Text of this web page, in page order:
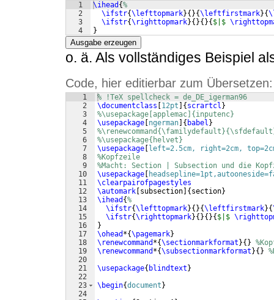
1
2
3
4
\ihead {%
\ifstr{\lefttopmark}{ }{\leftfirstmark}{
\ifstr{\righttopmark}{ }{ }{ $|$
}
Ausgabe erzeugen
o. ä. Als vollständiges Beispiel
Code, hier editierbar zum Übersetzen:
1
2
3
4
5
6
7
8
9
10
11
12
13
14
15
16
17
18
19
20
21
22
23
24
% !TeX spellcheck = de_DE_igerman96
\documentclass
12pt { scrartcl }
%\usepackage[applemac]{inputenc}
\usepackage ngerman { babel }
%\usepackage{helvet}
\usepackage
left=2.5cm, right=2cm,
%Kopfzeile
%Macht: Section | Subsection und die
\usepackage
\clearpairofpagestyles
\automark subsection { section}
\ihead {%
\ifstr{\lefttopmark}{ }{\leftfirstmark}{
\ifstr{\righttopmark}{ }{ }{ $|$
}
\ohead *{\pagemark}
\renewcommand *{\sectionmarkformat }{ }
\renewcommand *{\subsectionmarkformat }{ }
\usepackage{ blindtext }
\begin{document }